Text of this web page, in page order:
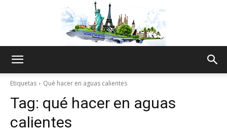
Etiquetas Qué hacer en aguas calientes
Tag: qué hacer en aguas
calientes